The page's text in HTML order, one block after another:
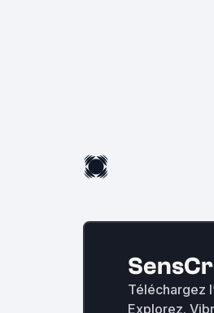
Téléchargez
Explorez.